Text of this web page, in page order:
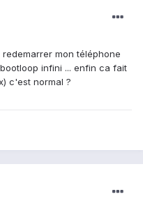
mon téléphone
infini ... enfin ca fait
c'est normal ?